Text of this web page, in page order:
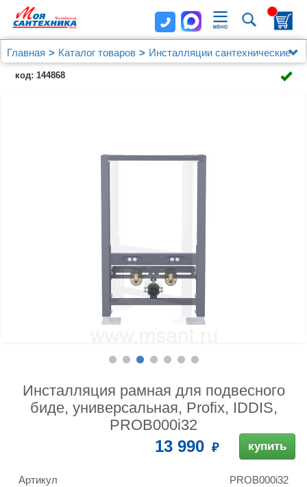
Главная Каталог товаров
Инсталляции сантехнические
IDDIS
Инсталляция рамная для подвесного биде,
код: 144868
Инсталляция рамная для подвесного
биде, универсальная, Profix, IDDIS,
PROB000i32
13 990 купить
Артикул PROB000i32